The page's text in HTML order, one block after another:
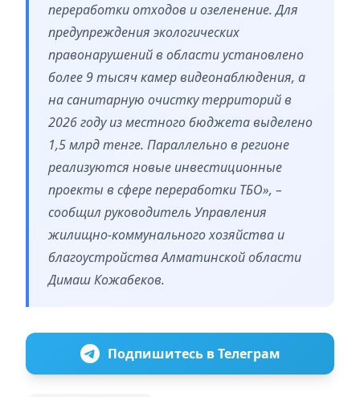
переработки отходов и озеленение. Для
предупреждения экологических
правонарушений в области установлено
более 9 тысяч камер видеонаблюдения, а
на санитарную очистку территорий в
2026 году из местного бюджета выделено
1,5 млрд тенге. Параллельно в регионе
реализуются новые инвестиционные
проекты в сфере переработки ТБО», –
сообщил руководитель Управления
жилищно-коммунального хозяйства и
благоустройства Алматинской области
Димаш Кожабеков.
Подпишитесь в Телеграм